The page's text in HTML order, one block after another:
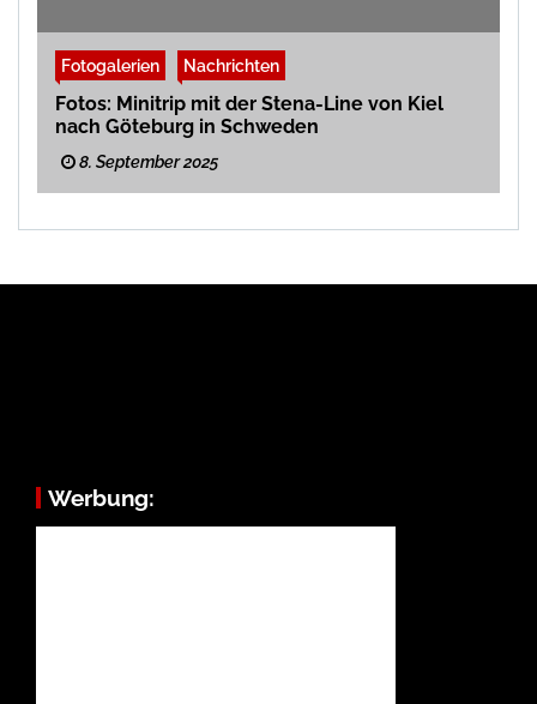
Fotogalerien Nachrichten
Fotos: Minitrip mit der Stena-Line von Kiel
nach Göteburg in Schweden
8. September 2025
Werbung: